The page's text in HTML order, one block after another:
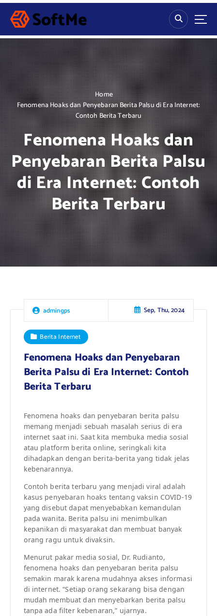
S
p
Home
Fenomena Hoaks dan Penyebaran Berita Palsu di Era Internet:
Contoh Berita Terbaru
Fenomena Hoaks dan
Penyebaran Berita Palsu
di Era Internet: Contoh
Berita Terbaru
admingps Sep, Thu, 2024
Berita Internet
Fenomena Hoaks dan Penyebaran
Berita Palsu di Era Internet: Contoh
Berita Terbaru
Fenomena hoaks dan penyebaran berita palsu
memang menjadi sebuah masalah serius di era
internet saat ini. Saat kita membuka media sosial
atau platform berita online, seringkali kita
dihadapkan dengan berita-berita yang tidak jelas
kebenarannya.
Contoh berita terbaru yang menjadi viral adalah
kasus penyebaran hoaks tentang vaksin COVID-19
yang disebut dapat menyebabkan kemandulan
pada wanita. Berita palsu ini menimbulkan
kepanikan di masyarakat dan membuat banyak
orang ragu untuk divaksin.
Menurut pakar media sosial, Dr. Rudianto,
fenomena hoaks dan penyebaran berita palsu
semakin marak karena mudahnya akses informasi
di internet. “Setiap orang sekarang bisa dengan
mudah membuat dan menyebarkan berita palsu
tanpa ada filter kebenaran,” ujarnya.